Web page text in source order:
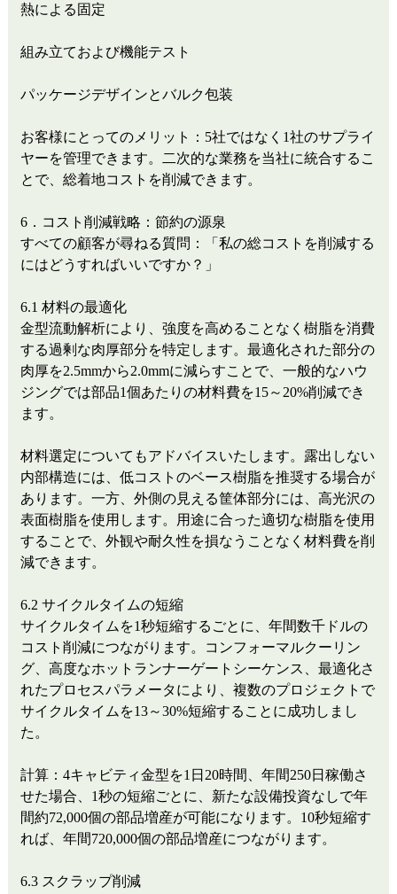
熱による固定
組み立ておよび機能テスト
パッケージデザインとバルク包装
お客様にとってのメリット：5社ではなく1社のサプライ
ヤーを管理できます。二次的な業務を当社に統合するこ
とで、総着地コストを削減できます。
6．コスト削減戦略：節約の源泉
すべての顧客が尋ねる質問：「私の総コストを削減する
にはどうすればいいですか？」
6.1 材料の最適化
金型流動解析により、強度を高めることなく樹脂を消費
する過剰な肉厚部分を特定します。最適化された部分の
肉厚を2.5mmから2.0mmに減らすことで、一般的なハウ
ジングでは部品1個あたりの材料費を15～20%削減でき
ます。
材料選定についてもアドバイスいたします。露出しない
内部構造には、低コストのベース樹脂を推奨する場合が
あります。一方、外側の見える筐体部分には、高光沢の
表面樹脂を使用します。用途に合った適切な樹脂を使用
することで、外観や耐久性を損なうことなく材料費を削
減できます。
6.2 サイクルタイムの短縮
サイクルタイムを1秒短縮するごとに、年間数千ドルの
コスト削減につながります。コンフォーマルクーリン
グ、高度なホットランナーゲートシーケンス、最適化さ
れたプロセスパラメータにより、複数のプロジェクトで
サイクルタイムを13～30%短縮することに成功しまし
た。
計算：4キャビティ金型を1日20時間、年間250日稼働さ
せた場合、1秒の短縮ごとに、新たな設備投資なしで年
間約72,000個の部品増産が可能になります。10秒短縮す
れば、年間720,000個の部品増産につながります。
6.3 スクラップ削減